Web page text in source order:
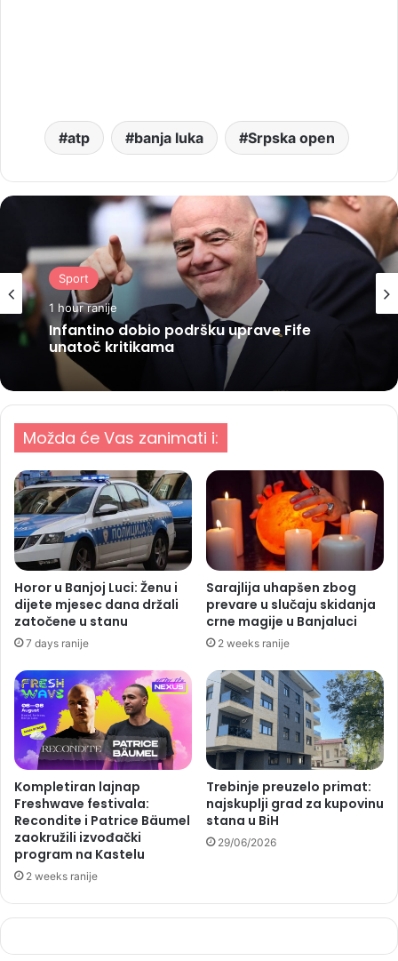
atp banja luka Srpska open
Sport
1 hour ranije
Infantino dobio podršku uprave Fife
unatoč kritikama
Možda će Vas zanimati i:
Horor u Banjoj Luci: Ženu i
dijete mjesec dana držali
zatočene u stanu
7 days ranije
Sarajlija uhapšen zbog
prevare u slučaju skidanja
crne magije u Banjaluci
2 weeks ranije
Kompletiran lajnap
Freshwave festivala:
Recondite i Patrice Bäumel
zaokružili izvođački
program na Kastelu
2 weeks ranije
Trebinje preuzelo primat:
najskuplji grad za kupovinu
stana u BiH
29/06/2026